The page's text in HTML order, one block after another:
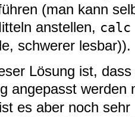
(man kann
anstellen, calc
schwerer lesbar)).
Lösung ist,
angepasst
ist es aber noch